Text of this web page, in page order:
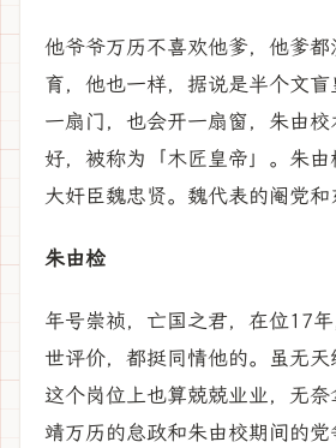
他爷爷万历不喜欢他爹，他爹
育，他也一样，据说是半个文盲
一扇门，也会开一扇窗，朱由校
好，被称为「木匠皇帝」。朱由
大奸臣魏忠贤。魏代表的阉党和
朱由检
年号崇祯，亡国之君，在位17
世评价，都挺同情他的。虽无
这个岗位上也算兢兢业业，无
靖万历的怠政和朱由校期间的党